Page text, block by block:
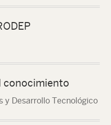
conocimiento
y Desarrollo Tecnológico